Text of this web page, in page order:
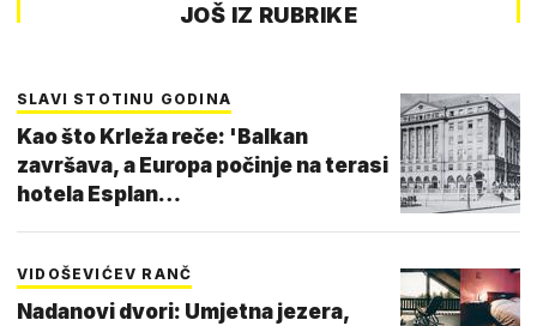
JOŠ IZ RUBRIKE
SLAVI STOTINU GODINA
Kao što Krleža reče: 'Balkan
završava, a Europa počinje na terasi
hotela Esplan…
VIDOŠEVIĆEV RANČ
Nadanovi dvori: Umjetna jezera,